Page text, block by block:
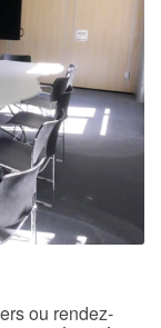
ou rendez-